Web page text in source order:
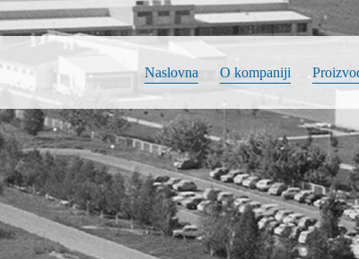
Naslovna O kompaniji